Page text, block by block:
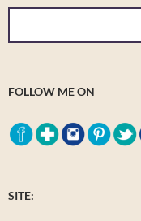
FOLLOW ME ON
SITE: